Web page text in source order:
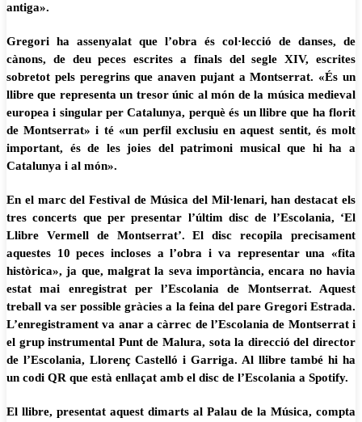
antiga».
Gregori ha assenyalat que l’obra és col·lecció de danses, de
cànons, de deu peces escrites a finals del segle XIV, escrites
sobretot pels peregrins que anaven pujant a Montserrat. «És un
llibre que representa un tresor únic al món de la música medieval
europea i singular per Catalunya, perquè és un llibre que ha florit
de Montserrat» i té «un perfil exclusiu en aquest sentit, és molt
important, és de les joies del patrimoni musical que hi ha a
Catalunya i al món».
En el marc del Festival de Música del Mil·lenari, han destacat els
tres concerts que per presentar l’últim disc de l’Escolania, ‘El
Llibre Vermell de Montserrat’. El disc recopila precisament
aquestes 10 peces incloses a l’obra i va representar una «fita
històrica», ja que, malgrat la seva importància, encara no havia
estat mai enregistrat per l’Escolania de Montserrat. Aquest
treball va ser possible gràcies a la feina del pare Gregori Estrada.
L’enregistrament va anar a càrrec de l’Escolania de Montserrat i
el grup instrumental Punt de Malura, sota la direcció del director
de l’Escolania, Llorenç Castelló i Garriga. Al llibre també hi ha
un codi QR que està enllaçat amb el disc de l’Escolania a Spotify.
El llibre, presentat aquest dimarts al Palau de la Música, compta